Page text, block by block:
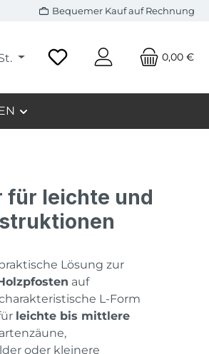
Bequemer Kauf auf Rechnung
0,00 €
für leichte und
Lösung zur
auf
L-Form
leichte bis mittlere
oder kleinere